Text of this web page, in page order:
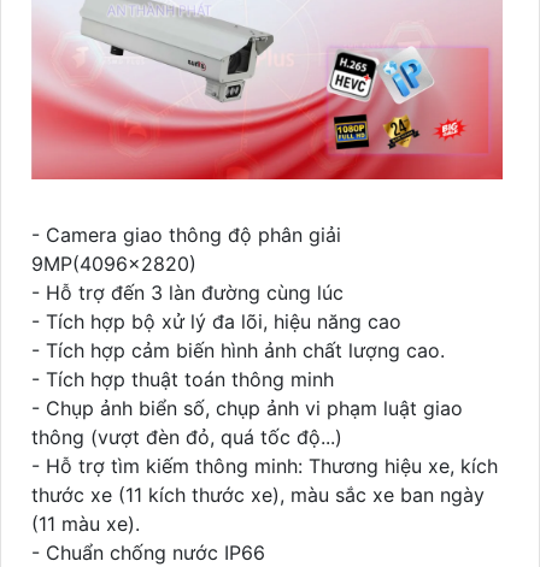
- Camera giao thông độ phân giải
9MP(4096×2820)
- Hỗ trợ đến 3 làn đường cùng lúc
- Tích hợp bộ xử lý đa lõi, hiệu năng cao
- Tích hợp cảm biến hình ảnh chất lượng cao.
- Tích hợp thuật toán thông minh
- Chụp ảnh biển số, chụp ảnh vi phạm luật giao
thông (vượt đèn đỏ, quá tốc độ...)
- Hỗ trợ tìm kiếm thông minh: Thương hiệu xe, kích
thước xe (11 kích thước xe), màu sắc xe ban ngày
(11 màu xe).
- Chuẩn chống nước IP66